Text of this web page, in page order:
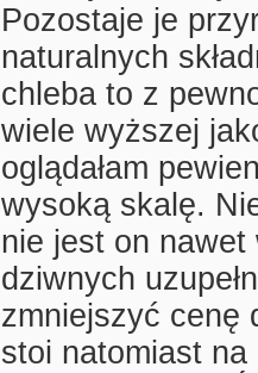
Pozostaje je
naturalnych
chleba to z
wiele wyższej
oglądałam
wysoką skalę.
nie jest on
dziwnych
zmniejszyć cenę
stoi natomiast